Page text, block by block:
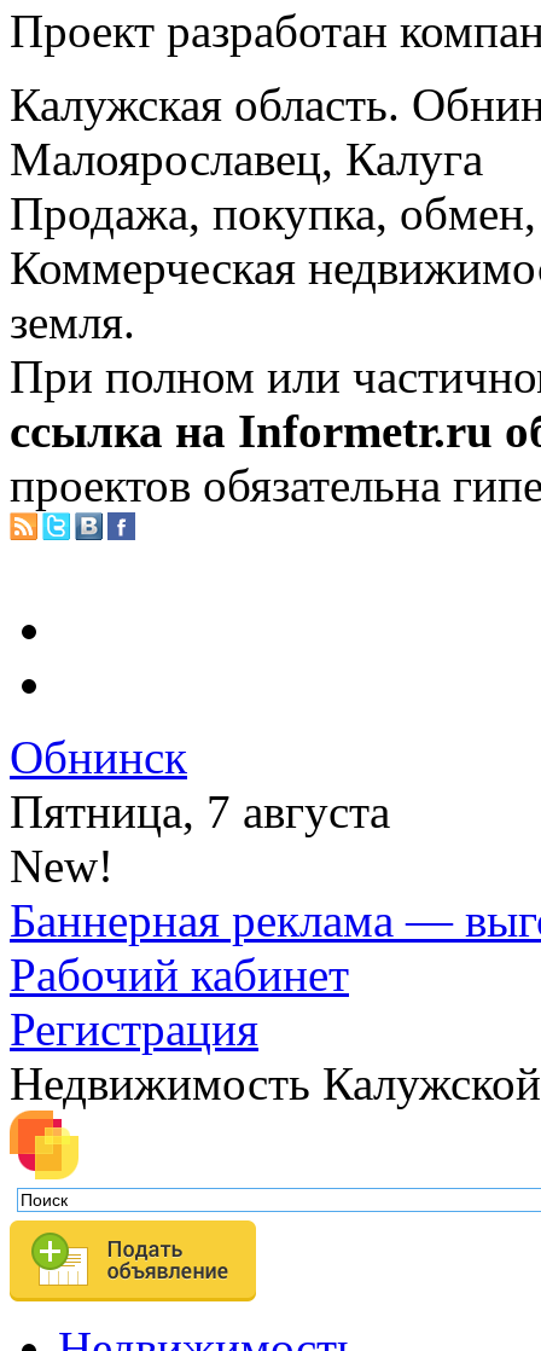
Проект разработан
Калужская область.
Малоярославец, Калуга
Продажа, покупка, обмен,
Коммерческая
земля.
При полном или
ссылка на Informetr.ru
проектов обязательна
Обнинск
Пятница, 7 августа
New!
Баннерная реклама —
Рабочий кабинет
Регистрация
Недвижимость